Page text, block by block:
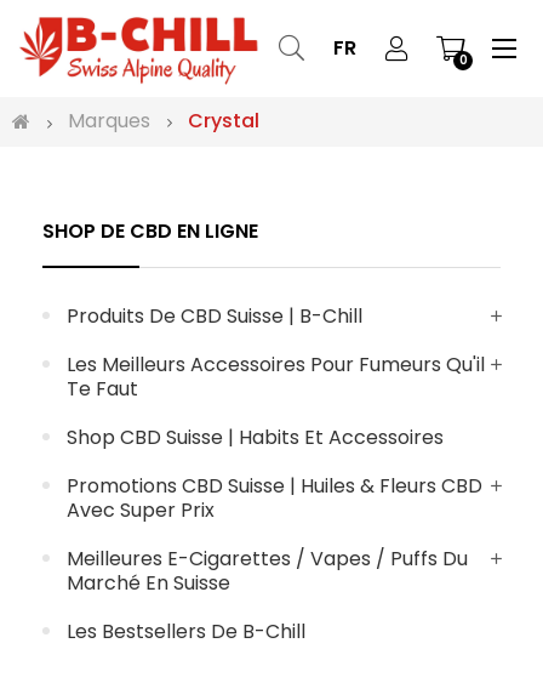
FR 0 ☰
Marques Crystal
SHOP DE CBD EN LIGNE
Produits De CBD Suisse | B-Chill
Les Meilleurs Accessoires Pour Fumeurs Qu'il
Te Faut
Shop CBD Suisse | Habits Et Accessoires
Promotions CBD Suisse | Huiles & Fleurs CBD
Avec Super Prix
Meilleures E-Cigarettes / Vapes / Puffs Du
Marché En Suisse
Les Bestsellers De B-Chill